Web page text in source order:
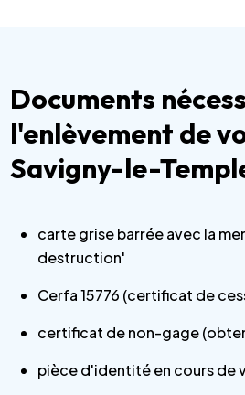
Documents
l'enlèvement de
Savigny-le-
carte grise barrée avec la
destruction'
Cerfa 15776 (certificat de
certificat de non-gage
pièce d'identité en cours de